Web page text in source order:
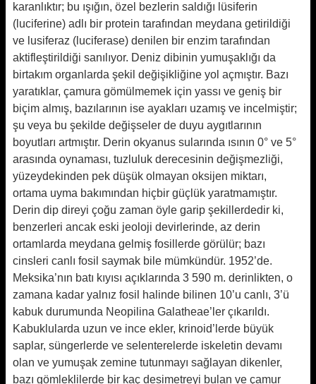
karanlıktır; bu ışığın, özel bezlerin saldığı lüsiferin
(luciferine) adlı bir protein tarafından meydana getirildiği
ve lusiferaz (luciferase) denilen bir enzim tarafından
aktifleştirildiği sanılıyor. Deniz dibinin yumuşaklığı da
birtakım organlarda şekil değişikliğine yol açmıştır. Bazı
yaratıklar, çamura gömülmemek için yassı ve geniş bir
biçim almış, bazılarının ise ayakları uzamış ve incelmiştir;
şu veya bu şekilde değişseler de duyu aygıtlarının
boyutları artmıştır. Derin okyanus sularında ısının 0° ve 5°
arasında oynaması, tuzluluk derecesinin değişmezliği,
yüzeydekinden pek düşük olmayan oksijen miktarı,
ortama uyma bakımından hiçbir güçlük yaratmamıştır.
Derin dip direyi çoğu zaman öyle garip şekillerdedir ki,
benzerleri ancak eski jeoloji devirlerinde, az derin
ortamlarda meydana gelmiş fosillerde görülür; bazı
cinsleri canlı fosil saymak bile mümkündür. 1952’de.
Meksika’nın batı kıyısı açıklarında 3 590 m. derinlikten, o
zamana kadar yalnız fosil halinde bilinen 10’u canlı, 3’ü
kabuk durumunda Neopilina Galatheae’ler çıkarıldı.
Kabuklularda uzun ve ince ekler, krinoid’lerde büyük
saplar, süngerlerde ve selenterelerde iskeletin devamı
olan ve yumuşak zemine tutunmayı sağlayan dikenler,
bazı gömleklilerde bir kaç desimetreyi bulan ve çamur